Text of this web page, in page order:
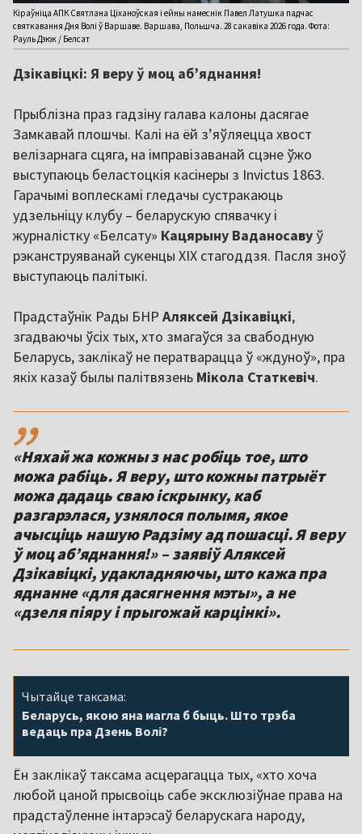
Кіраўніца АПК Святлана Ціханоўская і ейны намеснік Павел Латушка падчас
святкавання Дня Волі ў Варшаве. Варшава, Польшча. 28 сакавіка 2026 года. Фота:
Рауль Дзюк / Белсат
Дзікавіцкі: Я веру ў моц аб’яднання!
Прыблізна праз гадзіну галава калоны дасягае
Замкавай плошчы. Калі на ёй зʼяўляецца хвост
велізарнага сцяга, на імправізаванай сцэне ўжо
выступаюць беластоцкія касінеры з Invictus 1863.
Гарачымі воплескамі гледачы сустракаюць
удзельніцу клубу – беларускую спявачку і
журналістку «Белсату» Кацярыну Ваданосавуў
рэканструяванай сукенцы XIX стагоддзя. Пасля зноў
выступаюць палітыкі.
Прадстаўнік Рады БНР Аляксей Дзікавіцкі,
згадваючы ўсіх тых, хто змагаўся за свабодную
Беларусь, заклікаў не ператварацца ў «ждуноў», пра
якіх казаў былы палітвязень Мікола Статкевіч.
,,
«Няхай жа кожны з нас робіць тое, што
можа рабіць. Я веру, што кожны патрыёт
можа дадаць сваю іскрынку, каб
разгарэлася, узнялося полымя, якое
ачысціць нашую Радзіму ад пошасці. Я веру
ў моц аб’яднання!» – заявіў Аляксей
Дзікавіцкі, удакладняючы, што кажа пра
яднанне «для дасягнення мэты», а не
«дзеля піяру і прыгожай карцінкі».
Чытайце таксама:
Беларусь, якою яна магла б быць. Што трэба
ведаць пра Дзень Волі?
Ён заклікаў таксама асцерагацца тых, «хто хоча
любой цаной прысвоіць сабе эксклюзіўнае права на
прадстаўленне інтарэсаў беларускага народу,